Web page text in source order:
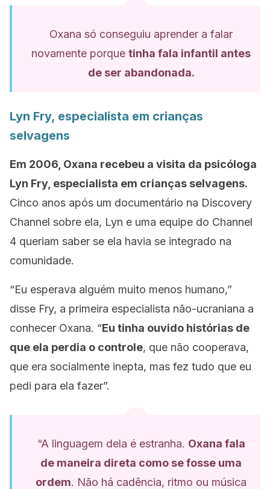
Oxana só conseguiu aprender a falar
novamente porque tinha fala infantil antes
de ser abandonada.
Lyn Fry, especialista em crianças
selvagens
Em 2006, Oxana recebeu a visita da psicóloga
Lyn Fry, especialista em crianças selvagens.
Cinco anos após um documentário na Discovery
Channel sobre ela, Lyn e uma equipe do Channel
4 queriam saber se ela havia se integrado na
comunidade.
“Eu esperava alguém muito menos humano,”
disse Fry, a primeira especialista não-ucraniana a
conhecer Oxana. “Eu tinha ouvido histórias de
que ela perdia o controle, que não cooperava,
que era socialmente inepta, mas fez tudo que eu
pedi para ela fazer”.
“A linguagem dela é estranha. Oxana fala
de maneira direta como se fosse uma
ordem. Não há cadência, ritmo ou música